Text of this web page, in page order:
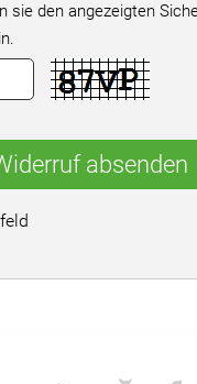
sie den angezeigten
absenden